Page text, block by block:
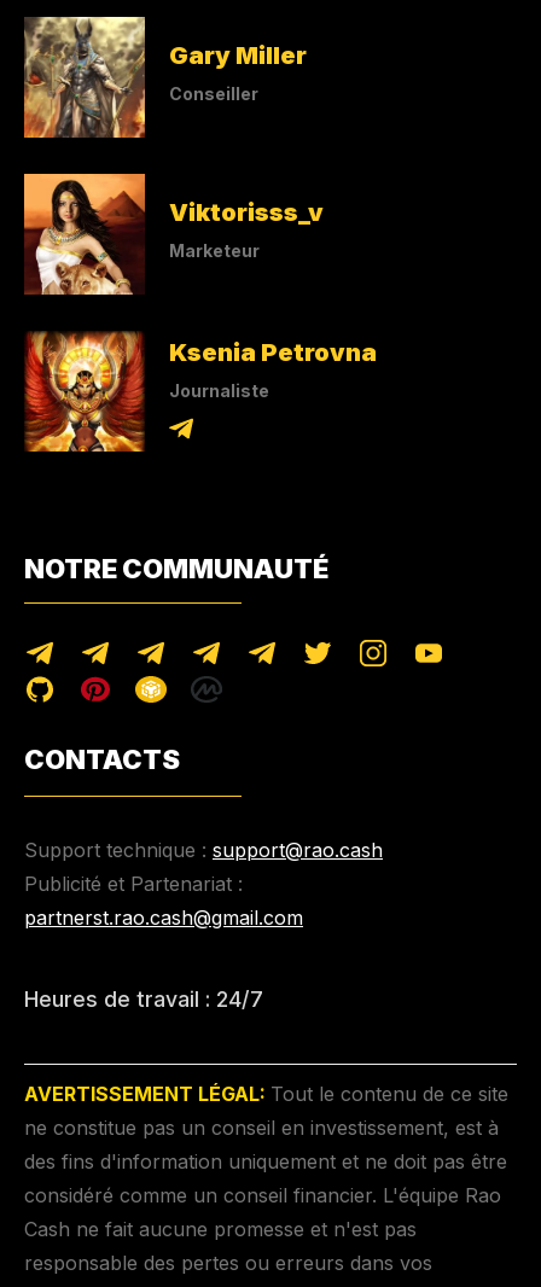
Gary Miller
Conseiller
Viktorisss_v
Marketeur
Ksenia Petrovna
Journaliste
NOTRE COMMUNAUTÉ
CONTACTS
Support technique : support@rao.cash
Publicité et Partenariat :
partnerst.rao.cash@gmail.com
Heures de travail : 24/7
AVERTISSEMENT LÉGAL: Tout le contenu de ce site
ne constitue pas un conseil en investissement, est à
des fins d'information uniquement et ne doit pas être
considéré comme un conseil financier. L'équipe Rao
Cash ne fait aucune promesse et n'est pas
responsable des pertes ou erreurs dans vos